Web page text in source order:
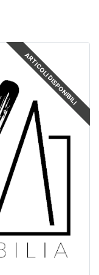
ARTICOLI DISPONIBILI